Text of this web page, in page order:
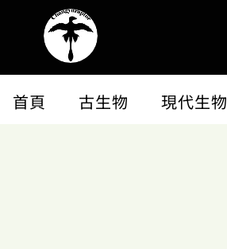
首頁 古生物 現代生物